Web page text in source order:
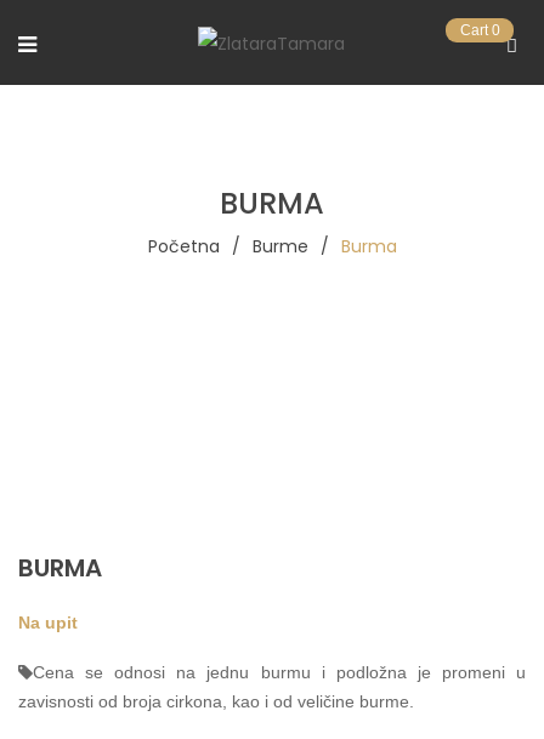
Cart 0
BURMA
Početna / Burme / Burma
BURMA
Na upit
Cena se odnosi na jednu burmu i podložna je promeni u
zavisnosti od broja cirkona, kao i od veličine burme.